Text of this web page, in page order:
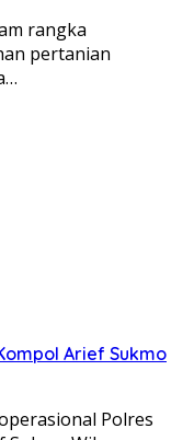
rangka
pertanian
Arief Sukmo
Polres